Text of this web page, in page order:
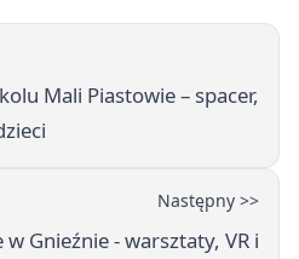
Mali Piastowie – spacer,
Następny >>
w Gnieźnie - warsztaty, VR i